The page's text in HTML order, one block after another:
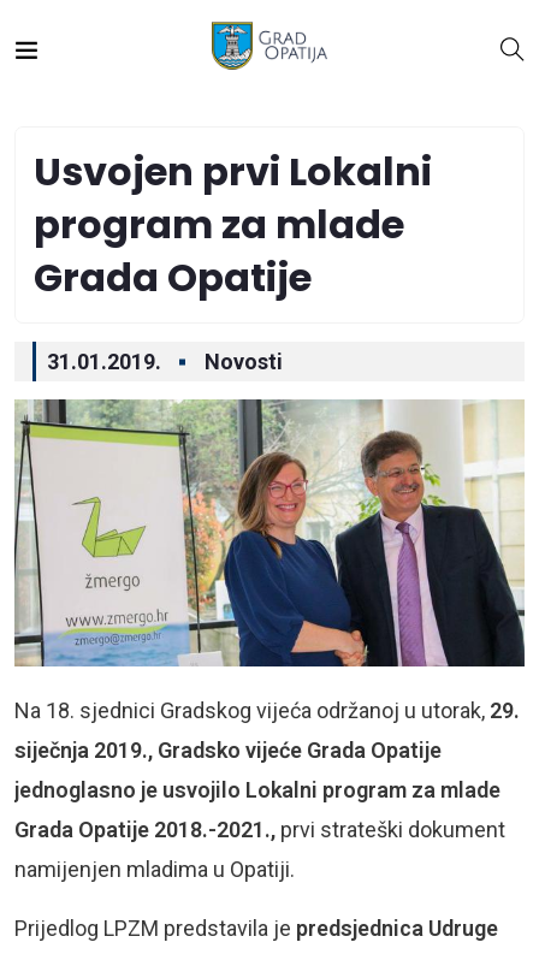
Usvojen prvi Lokalni
program za mlade
Grada Opatije
31.01.2019. Novosti
Na 18. sjednici Gradskog vijeća održanoj u utorak, 29.
siječnja 2019., Gradsko vijeće Grada Opatije
jednoglasno je usvojilo Lokalni program za mlade
Grada Opatije 2018.-2021., prvi strateški dokument
namijenjen mladima u Opatiji.
Prijedlog LPZM predstavila je predsjednica Udruge